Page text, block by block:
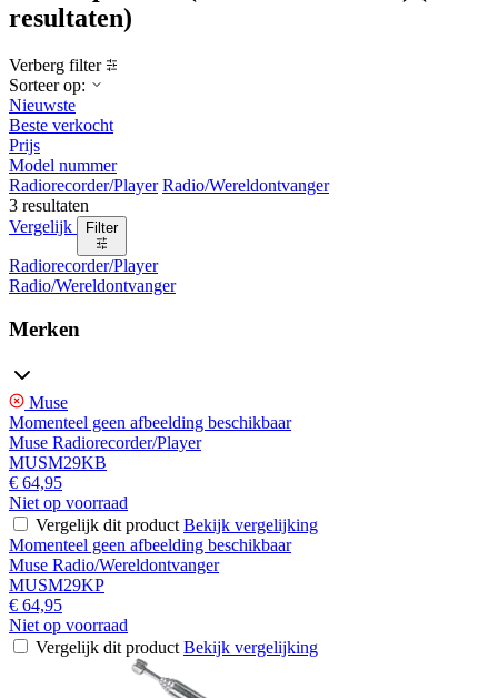
resultaten)
Verberg filter
Sorteer op:
Nieuwste
Beste verkocht
Prijs
Model nummer
Radiorecorder/Player Radio/Wereldontvanger
3 resultaten
Vergelijk
Filter
Radiorecorder/Player
Radio/Wereldontvanger
Merken
Muse
Momenteel geen afbeelding beschikbaar
Muse Radiorecorder/Player
MUSM29KB
€ 64,95
Niet op voorraad
Vergelijk dit product Bekijk vergelijking
Momenteel geen afbeelding beschikbaar
Muse Radio/Wereldontvanger
MUSM29KP
€ 64,95
Niet op voorraad
Vergelijk dit product Bekijk vergelijking